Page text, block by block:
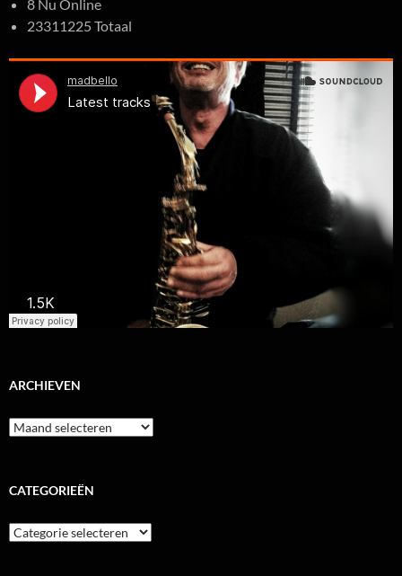
8 Nu Online
23311225 Totaal
ARCHIEVEN
Archieven
CATEGORIEËN
Categorieën